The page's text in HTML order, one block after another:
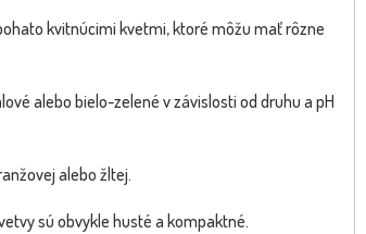
kvitnúcimi kvetmi, ktoré môžu mať rôzne
alebo bielo-zelené v závislosti od druhu a pH
alebo žltej.
sú obvykle husté a kompaktné.